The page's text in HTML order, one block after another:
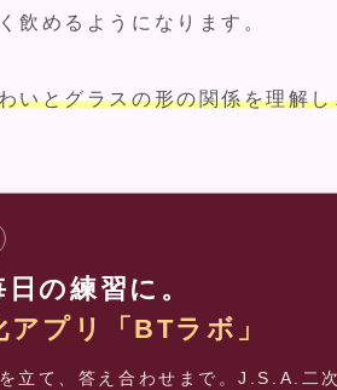
飲めるようになります。
いとグラスの形の関係を理解
の練習に。
プリ「BTラボ」
立て、答え合わせまで。J.S.A.二